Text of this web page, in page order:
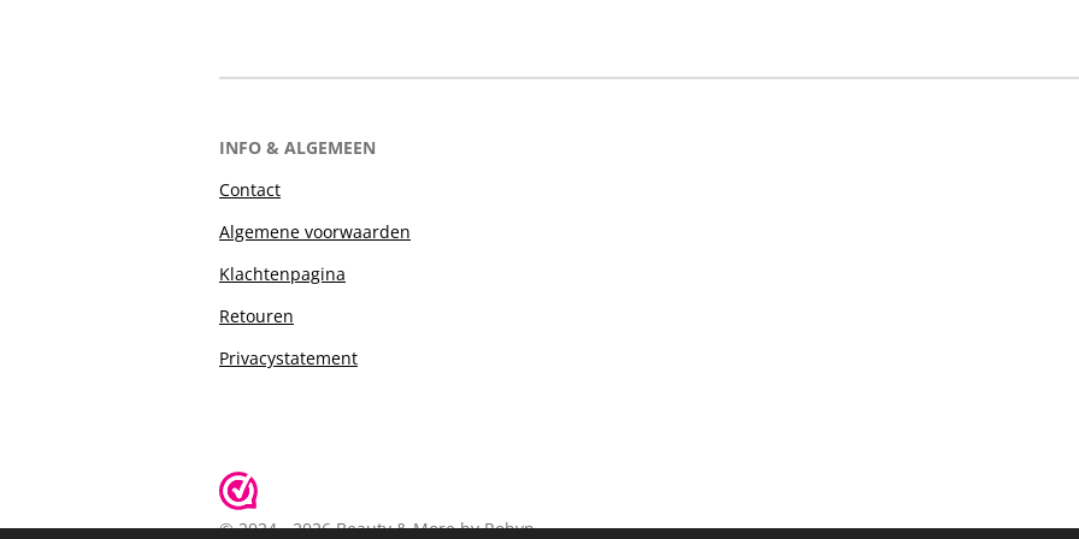
INFO & ALGEMEEN
Contact
Algemene voorwaarden
Klachtenpagina
Retouren
Privacystatement
© 2024 - 2026 Beauty & More by Robyn